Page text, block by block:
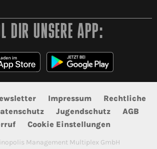
DIR UNSERE APP:
Impressum
Rechtliche
Jugendschutz
AGB
Cookie Einstellungen
Management Multiplex GmbH